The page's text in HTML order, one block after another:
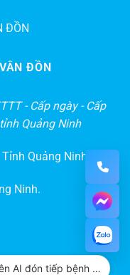
ĐỒN
ĐỒN
- Cấp ngày - Cấp
Quảng Ninh
Quảng Ninh
Ninh.
Nhân viên AI đón tiếp bệnh nhân